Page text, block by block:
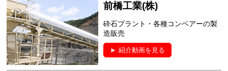
前橋工業(株)
砕石プラント・各種コンベアーの製
造販売
► 紹介動画を見る